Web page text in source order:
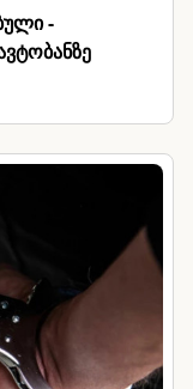
-